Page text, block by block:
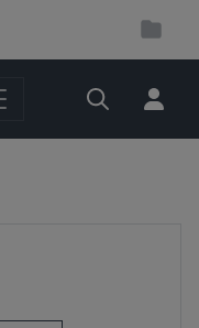
Suche